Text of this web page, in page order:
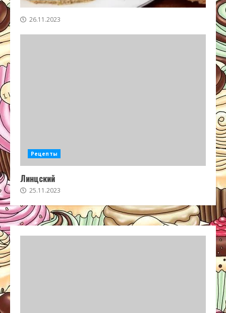
26.11.2023
Рецепты
Линцский
25.11.2023